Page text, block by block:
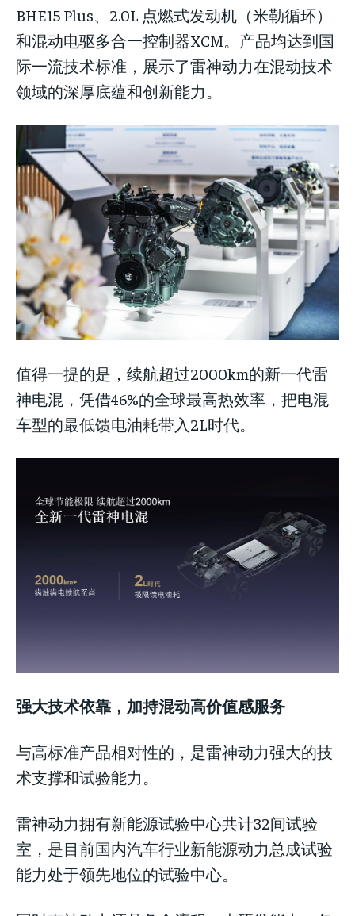
BHE15 Plus、2.0L 点燃式发动机（米勒循环）
和混动电驱多合一控制器XCM。产品均达到国
际一流技术标准，展示了雷神动力在混动技术
领域的深厚底蕴和创新能力。
值得一提的是，续航超过2000km的新一代雷
神电混，凭借46%的全球最高热效率，把电混
车型的最低馈电油耗带入2L时代。
强大技术依靠，加持混动高价值感服务
与高标准产品相对性的，是雷神动力强大的技
术支撑和试验能力。
雷神动力拥有新能源试验中心共计32间试验
室，是目前国内汽车行业新能源动力总成试验
能力处于领先地位的试验中心。